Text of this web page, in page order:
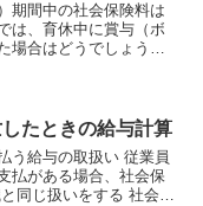
期間中の社会保険料は
は、育休中に賞与（ボ
場合はどうでしょうか
対する社...
たときの給与計算
う給与の取扱い 従業員
払がある場合、社会保
同じ扱いをする 社会保